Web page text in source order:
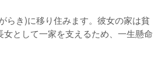
らき)に移り住みます。彼女の家は貧
として一家を支えるため、一生懸命